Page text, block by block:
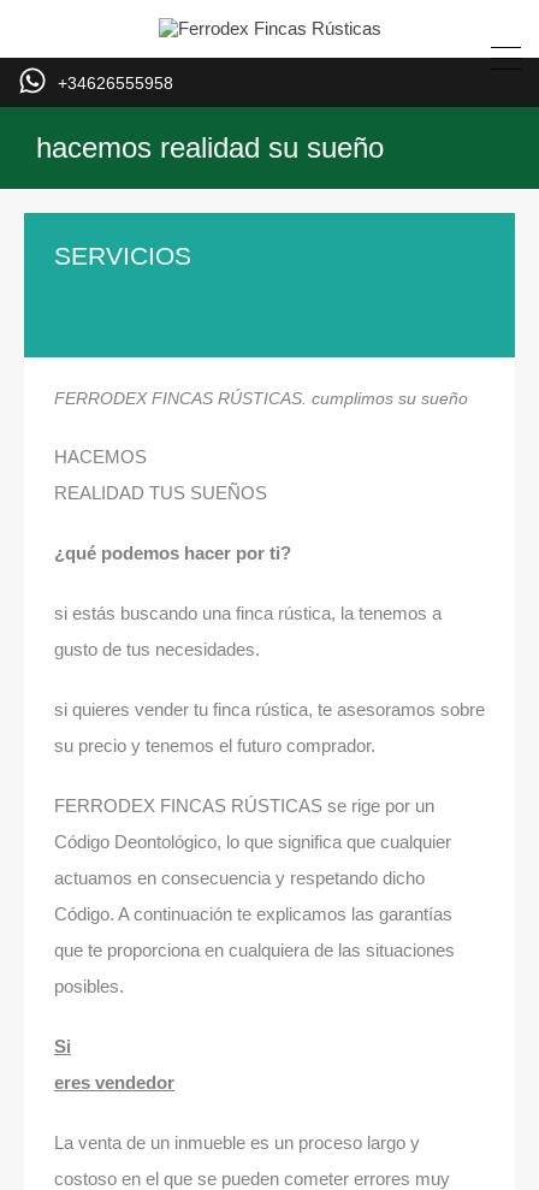
+34626555958
hacemos realidad su sueño
SERVICIOS
FERRODEX FINCAS RÚSTICAS. cumplimos su sueño
HACEMOS
REALIDAD TUS SUEÑOS
¿qué podemos hacer por ti?
si estás buscando una finca rústica, la tenemos a
gusto de tus necesidades.
si quieres vender tu finca rústica, te asesoramos sobre
su precio y tenemos el futuro comprador.
FERRODEX FINCAS RÚSTICAS se rige por un
Código Deontológico, lo que significa que cualquier
actuamos en consecuencia y respetando dicho
Código. A continuación te explicamos las garantías
que te proporciona en cualquiera de las situaciones
posibles.
Si
eres vendedor
La venta de un inmueble es un proceso largo y
costoso en el que se pueden cometer errores muy